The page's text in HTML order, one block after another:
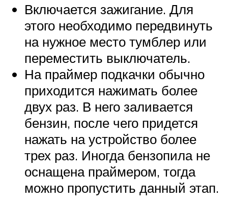
Включается зажигание. Для
этого необходимо передвинуть
на нужное место тумблер или
переместить выключатель.
На праймер подкачки обычно
приходится нажимать более
двух раз. В него заливается
бензин, после чего придется
нажать на устройство более
трех раз. Иногда бензопила не
оснащена праймером, тогда
можно пропустить данный этап.